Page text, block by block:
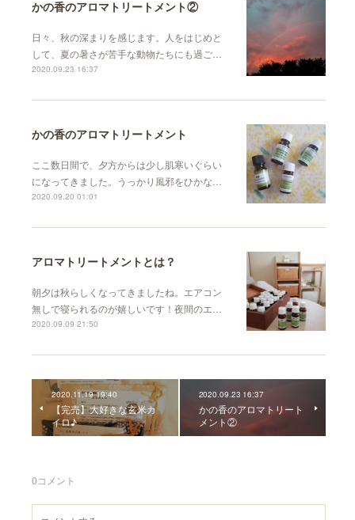
かの香のアロマトリートメント②
日々、秋の深まりを感じます。人をはじめと
して、夏の暑さが苦手な動物たちにも過ご…
2020.09.23 16:37
かの香のアロマトリートメント
ここ数日間で、夕方からは少し肌寒いぐらい
になってきました。うっかり風邪をひかな…
2020.09.20 01:01
アロマトリートメントとは？
朝夕は秋らしくなってきましたね。エアコン
無しで寝られるのが嬉しいです！夜間のエ…
2020.09.09 21:50
2020.11.19 19:40
【完売】大好きな玄米カ
イロ♪
2020.09.23 16:37
かの香のアロマトリート
メント②
0コメント